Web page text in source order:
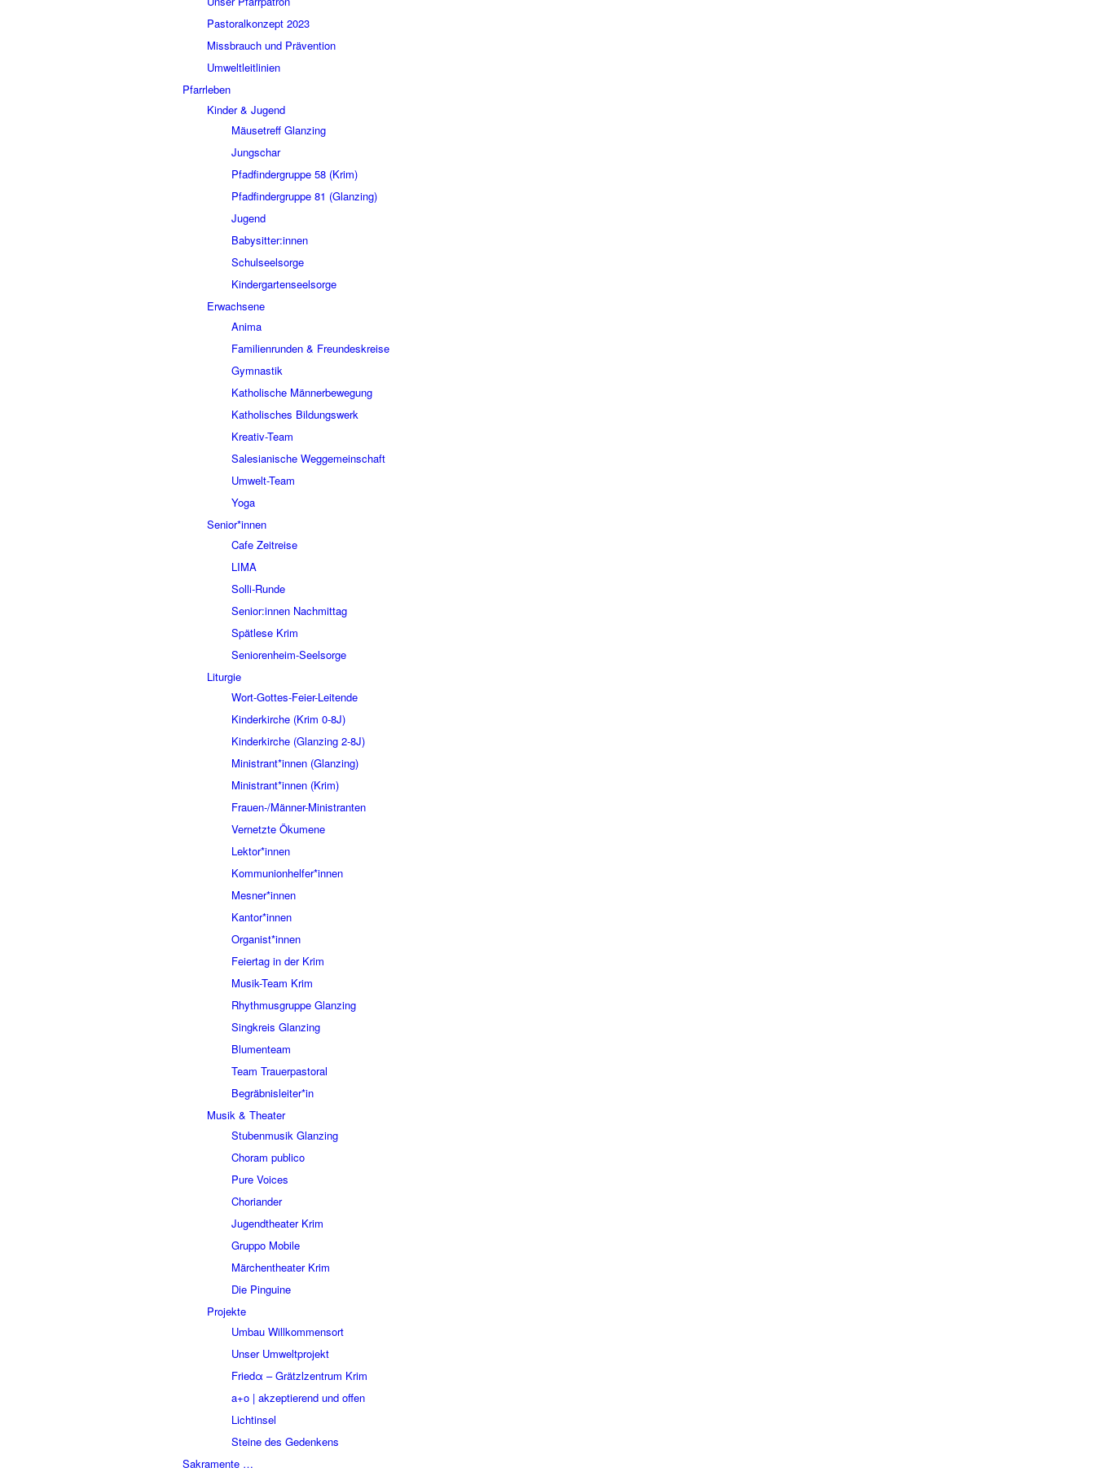
Pastoralkonzept 2023
Missbrauch und Prävention
Umweltleitlinien
Pfarrleben
Kinder & Jugend
Mäusetreff Glanzing
Jungschar
Pfadfindergruppe 58 (Krim)
Pfadfindergruppe 81 (Glanzing)
Jugend
Babysitter:innen
Schulseelsorge
Kindergartenseelsorge
Erwachsene
Anima
Familienrunden & Freundeskreise
Gymnastik
Katholische Männerbewegung
Katholisches Bildungswerk
Kreativ-Team
Salesianische Weggemeinschaft
Umwelt-Team
Yoga
Senior*innen
Cafe Zeitreise
LIMA
Solli-Runde
Senior:innen Nachmittag
Spätlese Krim
Seniorenheim-Seelsorge
Liturgie
Wort-Gottes-Feier-Leitende
Kinderkirche (Krim 0-8J)
Kinderkirche (Glanzing 2-8J)
Ministrant*innen (Glanzing)
Ministrant*innen (Krim)
Frauen-/Männer-Ministranten
Vernetzte Ökumene
Lektor*innen
Kommunionhelfer*innen
Mesner*innen
Kantor*innen
Organist*innen
Feiertag in der Krim
Musik-Team Krim
Rhythmusgruppe Glanzing
Singkreis Glanzing
Blumenteam
Team Trauerpastoral
Begräbnisleiter*in
Musik & Theater
Stubenmusik Glanzing
Choram publico
Pure Voices
Choriander
Jugendtheater Krim
Gruppo Mobile
Märchentheater Krim
Die Pinguine
Projekte
Umbau Willkommensort
Unser Umweltprojekt
Friedα – Grätzlzentrum Krim
a+o | akzeptierend und offen
Lichtinsel
Steine des Gedenkens
Sakramente …